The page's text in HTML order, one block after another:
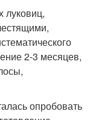
луковиц,
2-3 месяцев,
опробовать